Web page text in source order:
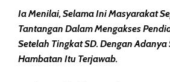
Ia Menilai, Selama Ini Masyarakat
Tantangan Dalam Mengakses
Setelah Tingkat SD. Dengan Adanya
Hambatan Itu Terjawab.